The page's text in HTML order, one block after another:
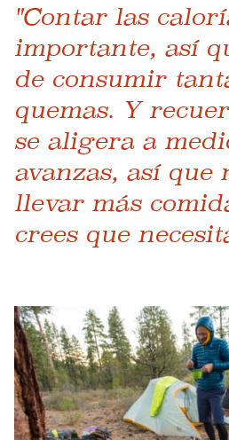
"Contar las
importante, así
de consumir
quemas. Y
se aligera a
avanzas, así que
llevar más
crees que